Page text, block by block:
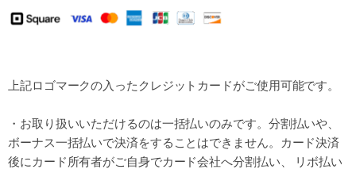
上記ロゴマークの入ったクレジットカードがご使用可能です。
・お取り扱いいただけるのは一括払いのみです。分割払いや、
ボーナス一括払いで決済をすることはできません。カード決済
後にカード所有者がご自身でカード会社へ分割払い、 リボ払い